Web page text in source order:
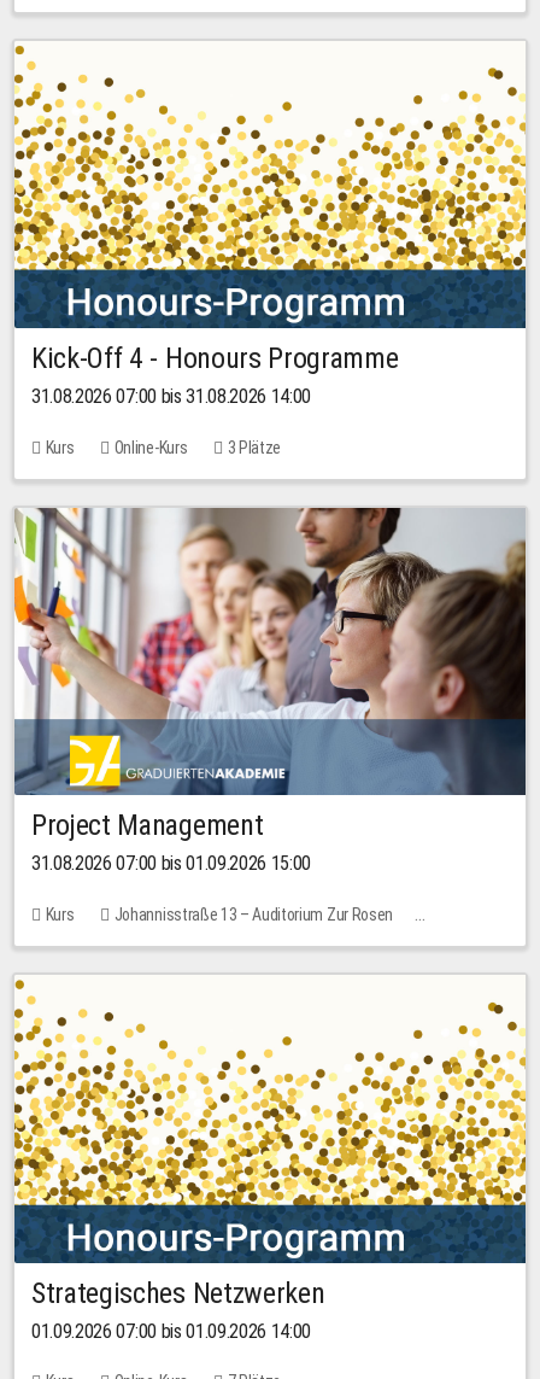
Kick-Off 4 - Honours Programme
31.08.2026 07:00 bis 31.08.2026 14:00
Kurs Online-Kurs 3 Plätze
Project Management
31.08.2026 07:00 bis 01.09.2026 15:00
Kurs
Johannisstraße 13 – Auditorium Zur Rosen
Keine freien Plätze
30,00 EUR
Strategisches Netzwerken
01.09.2026 07:00 bis 01.09.2026 14:00